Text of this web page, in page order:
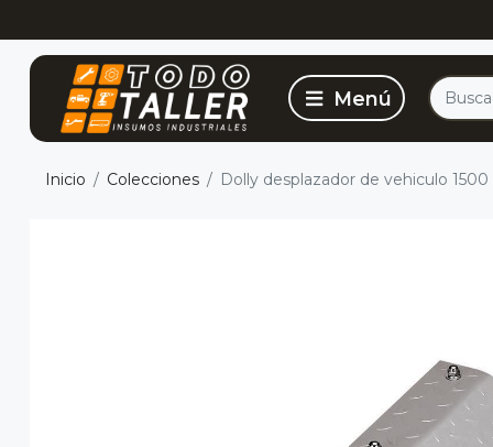
Inicio Colecciones Dolly desplazador de vehiculo 1500